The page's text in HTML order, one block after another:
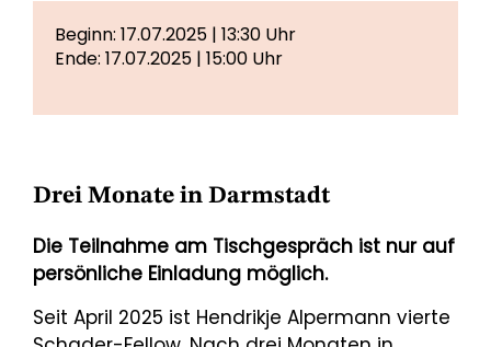
Beginn: 17.07.2025 | 13:30 Uhr
Ende: 17.07.2025 | 15:00 Uhr
Drei Monate in Darmstadt
Die Teilnahme am Tischgespräch ist nur auf
persönliche Einladung möglich.
Seit April 2025 ist Hendrikje Alpermann vierte